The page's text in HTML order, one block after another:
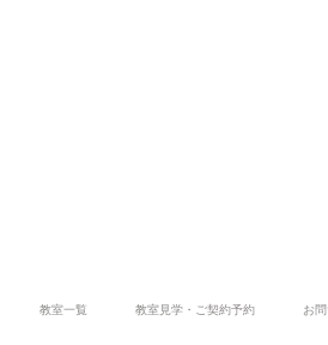
教室一覧 教室見学・ご契約予約 お